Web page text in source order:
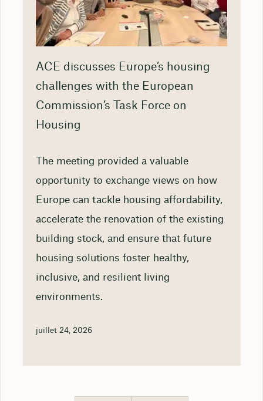
ACE discusses Europe’s housing
challenges with the European
Commission’s Task Force on
Housing
The meeting provided a valuable
opportunity to exchange views on how
Europe can tackle housing affordability,
accelerate the renovation of the existing
building stock, and ensure that future
housing solutions foster healthy,
inclusive, and resilient living
environments.
juillet 24, 2026